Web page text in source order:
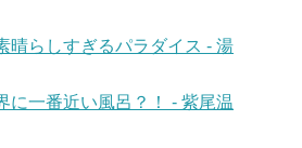
晴らしすぎるパラダイス - 湯
に一番近い風呂？！ - 紫尾温